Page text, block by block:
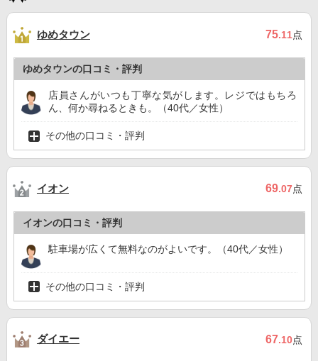
ゆめタウン 75.11点
ゆめタウンの口コミ・評判
店員さんがいつも丁寧な気がします。レジではもちろ
ん、何か尋ねるときも。（40代／女性）
その他の口コミ・評判
イオン 69.07点
イオンの口コミ・評判
駐車場が広くて無料なのがよいです。（40代／女性）
その他の口コミ・評判
ダイエー 67.10点